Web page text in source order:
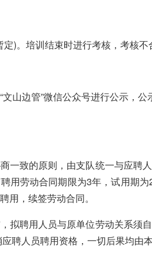
定)。培训结束时进行考核，考核
文山边管”微信公众号进行公示，
一致的原则，由支队统一与应聘
用劳动合同期限为3年，试用期
用，续签劳动合同。
拟聘用人员与原单位劳动关系须
聘人员聘用资格，一切后果均由